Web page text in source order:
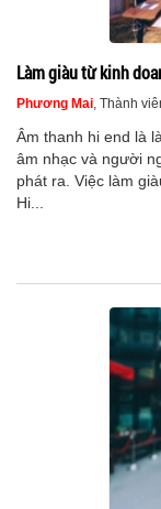
Làm giàu từ kinh
Phương Mai, Thành
Âm thanh hi end là
âm nhạc và người
phát ra. Việc làm
Hi...